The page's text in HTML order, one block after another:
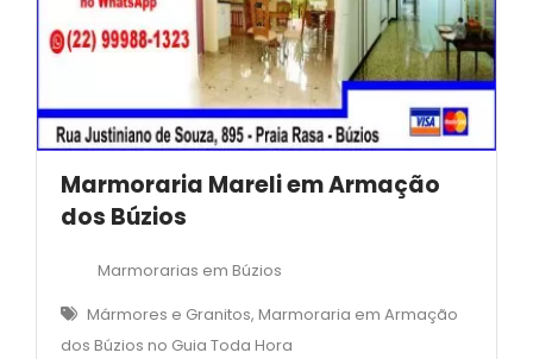
Marmoraria Mareli em Armação
dos Búzios
Marmorarias em Búzios
Mármores e Granitos, Marmoraria em Armação
dos Búzios no Guia Toda Hora